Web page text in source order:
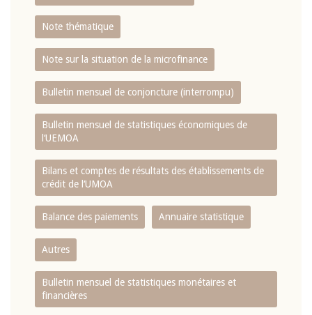
Note thématique
Note sur la situation de la microfinance
Bulletin mensuel de conjoncture (interrompu)
Bulletin mensuel de statistiques économiques de
l‘UEMOA
Bilans et comptes de résultats des établissements de
crédit de l‘UMOA
Balance des paiements Annuaire statistique
Autres
Bulletin mensuel de statistiques monétaires et
financières